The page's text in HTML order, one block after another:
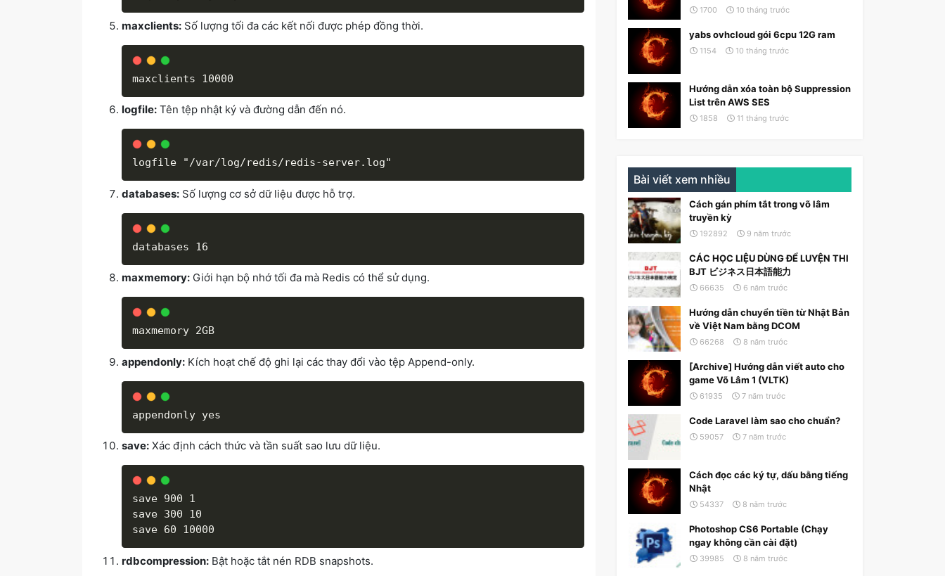
maxclients: Số lượng tối đa các kết nối được phép đồng thời.
logfile: Tên tệp nhật ký và đường dẫn đến nó.
databases: Số lượng cơ sở dữ liệu được hỗ trợ.
maxmemory: Giới hạn bộ nhớ tối đa mà Redis có thể sử dụng.
appendonly: Kích hoạt chế độ ghi lại các thay đổi vào tệp Append-only.
save: Xác định cách thức và tần suất sao lưu dữ liệu.
save 900 1
save 300 10
rdbcompression: Bật hoặc tắt nén RDB snapshots.
1700 10 tháng trước
yabs ovhcloud gói 6cpu 12G ram
1154 10 tháng trước
Hướng dẫn xóa toàn bộ Suppression
List trên AWS SES
1858 11 tháng trước
Bài viết xem nhiều
Cách gán phím tắt trong võ lâm
truyền kỳ
192892 9 năm trước
CÁC HỌC LIỆU DÙNG ĐỂ LUYỆN THI
BJT ビジネス日本語能力
66635 6 năm trước
Hướng dẫn chuyển tiền từ Nhật Bản
về Việt Nam bằng DCOM
66268 8 năm trước
[Archive] Hướng dẫn viết auto cho
game Võ Lâm 1 (VLTK)
61935 7 năm trước
Code Laravel làm sao cho chuẩn?
59057 7 năm trước
Cách đọc các ký tự, dấu bằng tiếng
Nhật
54337 8 năm trước
Photoshop CS6 Portable (Chạy
ngay không cần cài đặt)
39985 8 năm trước